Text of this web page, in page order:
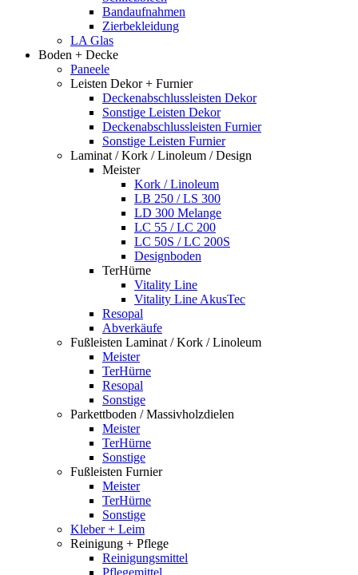
Bandaufnahmen
Zierbekleidung
LA Glas
Boden + Decke
Paneele
Leisten Dekor + Furnier
Deckenabschlussleisten Dekor
Sonstige Leisten Dekor
Deckenabschlussleisten Furnier
Sonstige Leisten Furnier
Laminat / Kork / Linoleum / Design
Meister
Kork / Linoleum
LB 250 / LS 300
LD 300 Melange
LC 55 / LC 200
LC 50S / LC 200S
Designboden
TerHürne
Vitality Line
Vitality Line AkusTec
Resopal
Abverkäufe
Fußleisten Laminat / Kork / Linoleum
Meister
TerHürne
Resopal
Sonstige
Parkettboden / Massivholzdielen
Meister
TerHürne
Sonstige
Fußleisten Furnier
Meister
TerHürne
Sonstige
Kleber + Leim
Reinigung + Pflege
Reinigungsmittel